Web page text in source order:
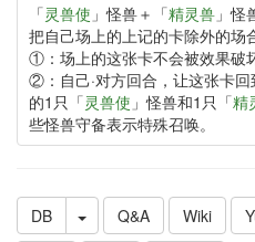
「灵兽使 」怪兽＋「精灵兽」怪
把自己场上的上记的卡除外的场
①：场上的这张卡不会被效果破坏
②：自己·对方回合，让这张卡
的1只「灵兽使 」怪兽和1只「精
些怪兽守备表示特殊召唤。
DB Q&A Wiki